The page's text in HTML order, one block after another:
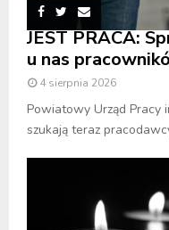
JEST PRACA:
u nas
4 sierpnia 2026
Powiatowy Urząd Pracy
szukają teraz